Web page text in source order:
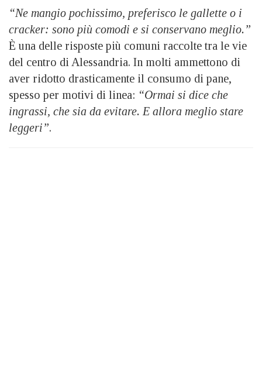
“Ne mangio pochissimo, preferisco le gallette o i
cracker: sono più comodi e si conservano meglio.”
È una delle risposte più comuni raccolte tra le vie
del centro di Alessandria. In molti ammettono di
aver ridotto drasticamente il consumo di pane,
spesso per motivi di linea: “Ormai si dice che
ingrassi, che sia da evitare. E allora meglio stare
leggeri”.